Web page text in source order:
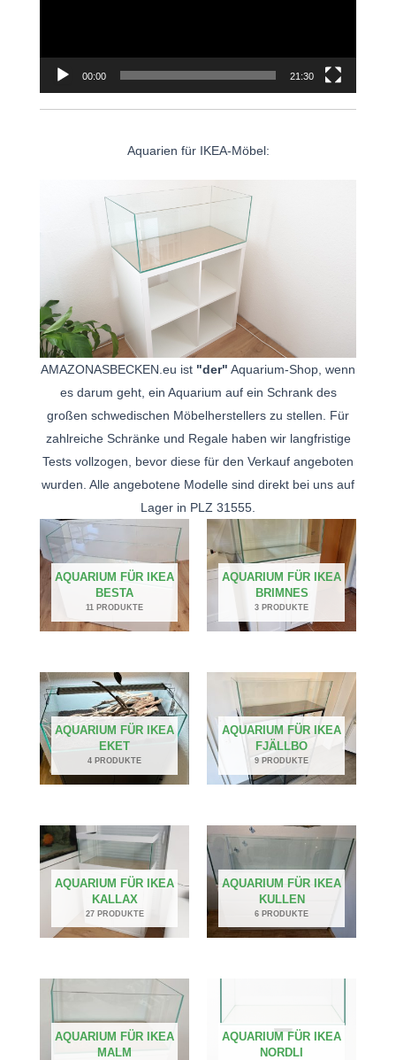
00:00 21:30
Aquarien für IKEA-Möbel:
AMAZONASBECKEN.eu ist "der" Aquarium-Shop, wenn
es darum geht, ein Aquarium auf ein Schrank des
großen schwedischen Möbelherstellers zu stellen. Für
zahlreiche Schränke und Regale haben wir langfristige
Tests vollzogen, bevor diese für den Verkauf angeboten
wurden. Alle angebotene Modelle sind direkt bei uns auf
Lager in PLZ 31555.
AQUARIUM FÜR IKEA
BESTA
11 PRODUKTE
AQUARIUM FÜR IKEA
BRIMNES
3 PRODUKTE
AQUARIUM FÜR IKEA
EKET
4 PRODUKTE
AQUARIUM FÜR IKEA
FJÄLLBO
9 PRODUKTE
AQUARIUM FÜR IKEA
KALLAX
27 PRODUKTE
AQUARIUM FÜR IKEA
KULLEN
6 PRODUKTE
AQUARIUM FÜR IKEA
MALM
AQUARIUM FÜR IKEA
NORDLI